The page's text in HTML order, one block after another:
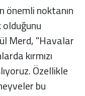
önemli noktanın
Merd, "Havalar
kırmızı
Özellikle
bu